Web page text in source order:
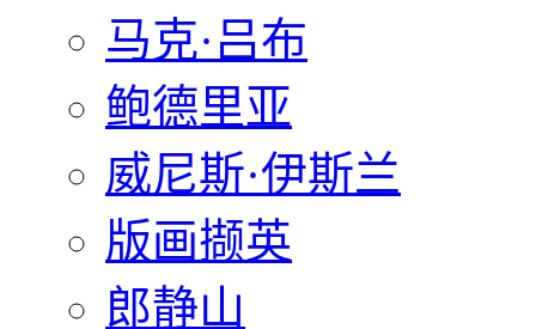
马克·吕布
鲍德里亚
威尼斯·伊斯兰
版画撷英
郎静山